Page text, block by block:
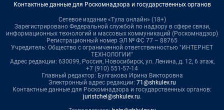
Контактные данные для Роскомнадзора и государственных органов
Сетевое издание «Тула онлайн» (18+)
Зарегистрировано Федеральной службой по надзору в сфере связи,
информационных технологий и массовых коммуникаций (Роскомнадзор)
Регистрационный номер ЭЛ № ФС 77 – 88765
Учредитель: Общество с ограниченной ответственностью "ИНТЕРНЕТ
ТЕХНОЛОГИИ"
Адрес редакции: 630099, Россия, Новосибирск, ул. Ленина, д. 12, 6 этаж,
+7 (910) 551-57-14
Главный редактор: Булгакова Ирина Викторовна
Электронный адрес редакции: 71@shkulev.ru
Контактные данные для Роскомнадзора и государственных органов:
juristchel@shkulev.ru.